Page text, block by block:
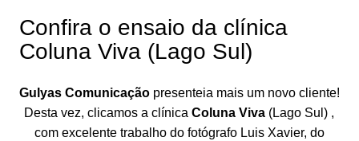
Confira o ensaio da clínica
Coluna Viva (Lago Sul)
Gulyas Comunicaçãopresenteia mais um novo cliente!
Desta vez, clicamos a clínicaColuna Viva (Lago Sul) ,
com excelente trabalho do fotógrafo Luis Xavier, do